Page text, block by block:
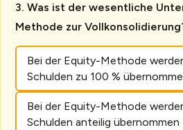
Was ist der wesentliche
Methode zur
Bei der Equity-Methode
Schulden zu 100 %
Bei der Equity-Methode
Schulden anteilig übernommen